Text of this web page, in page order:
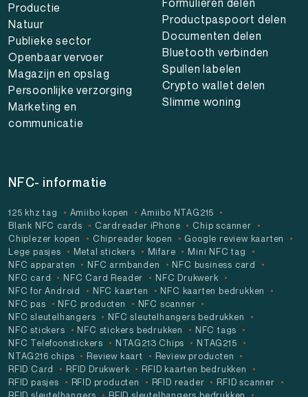
Productie
Natuur
Publieke sector
Openbaar vervoer
Magazijn en opslag
Persoonlijke verzorging
Marketing en
communicatie
Productpaspoort delen
Documenten delen
Bluetooth verbinden
Spullen labelen
Crypto wallet delen
Slimme woning
NFC- informatie
125 khz tag Amiibo kopen
Amiibo NTAG215
Blank NFC cards
Cardreader iPhone
Chip scanner
Chiplezer kopen
Chipreader kopen
Google review kaarten
Lege pasjes
Metal stickers Mifare
Mini NFC tag
NFC apparaten
NFC armbanden
NFC business card
NFC card
NFC Card Reader
NFC Drukwerk
NFC for Android
NFC kaarten
NFC kaarten bedrukken
NFC pas
NFC producten
NFC scanner
NFC sleutelhangers
NFC sleutelhangers bedrukken
NFC stickers
NFC stickers bedrukken
NFC tags
NFC Telefoonstickers
NTAG213 Chips
NTAG215
NTAG216 chips
Review kaart
Review producten
RFID Card
RFID Drukwerk
RFID kaarten bedrukken
RFID pasjes
RFID producten RFID reader
RFID scanner